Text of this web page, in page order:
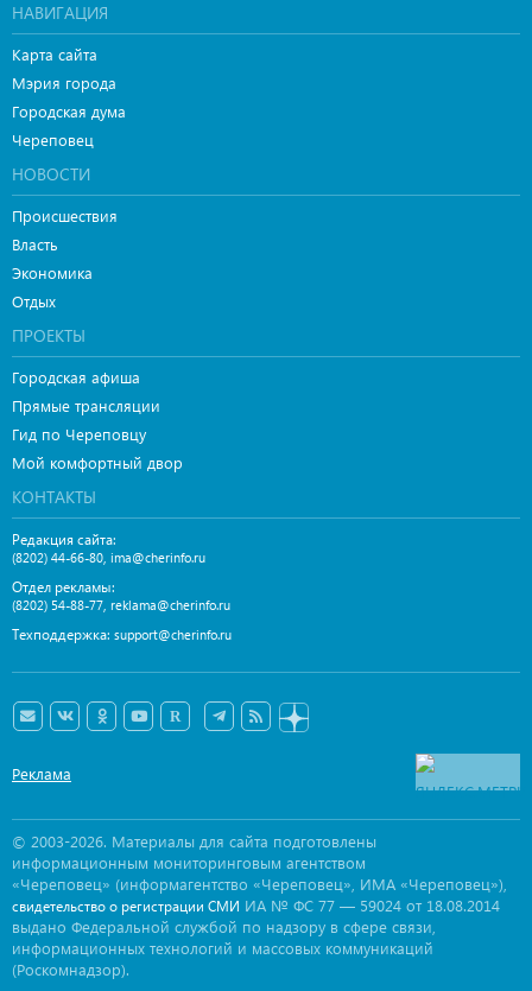
НАВИГАЦИЯ
Карта сайта
Мэрия города
Городская дума
Череповец
НОВОСТИ
Происшествия
Власть
Экономика
Отдых
ПРОЕКТЫ
Городская афиша
Прямые трансляции
Гид по Череповцу
Мой комфортный двор
КОНТАКТЫ
Редакция сайта:
(8202) 44-66-80, ima@cherinfo.ru
Отдел рекламы:
(8202) 54-88-77, reklama@cherinfo.ru
Техподдержка: support@cherinfo.ru
Реклама
© 2003-2026. Материалы для сайта подготовлены
информационным мониторинговым агентством
«Череповец» (информагентство «Череповец», ИМА «Череповец»),
свидетельство о регистрации СМИ ИА № ФС 77 — 59024 от 18.08.2014
выдано Федеральной службой по надзору в сфере связи,
информационных технологий и массовых коммуникаций
(Роскомнадзор).